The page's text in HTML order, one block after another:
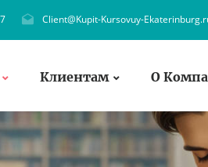
Client@Kupit-Kursovuy-
Клиентам О